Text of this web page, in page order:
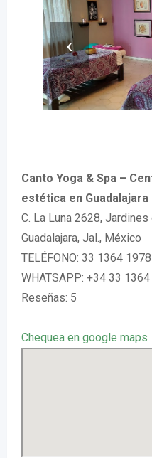
‹
Canto Yoga & Spa –
estética en Guadalajara
C. La Luna 2628,
Guadalajara, Jal., México
TELÉFONO: 33 1364 1978
WHATSAPP: +34 33
Reseñas: 5
Chequea en google maps